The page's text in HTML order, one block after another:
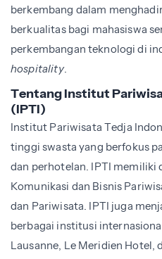
berkembang dalam
berkualitas bagi mahasiswa
perkembangan teknologi di
hospitality.
Tentang Institut
(IPTI)
Institut Pariwisata Tedja
tinggi swasta yang berfokus
dan perhotelan. IPTI memiliki
Komunikasi dan Bisnis
dan Pariwisata. IPTI juga
berbagai institusi
Lausanne, Le Meridien